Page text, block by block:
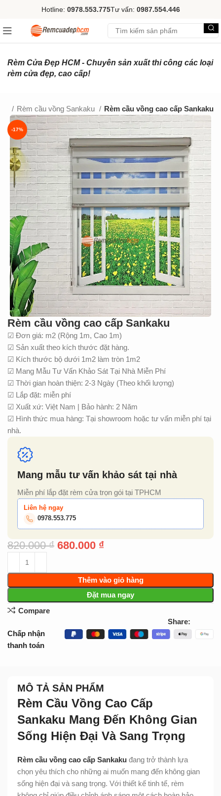
Hotline: 0978.553.775Tư vấn: 0987.554.446
Rèm Cửa Đẹp HCM - Chuyên sản xuất thi công các loại
rèm cửa đẹp, cao cấp!
Rèm cầu vồng Sankaku Rèm cầu vồng cao cấp Sankaku
-17%
Rèm cầu vồng cao cấp Sankaku
☑ Đơn giá: m2 (Rộng 1m, Cao 1m)
☑ Sản xuất theo kích thước đặt hàng.
☑ Kích thước bộ dưới 1m2 làm tròn 1m2
☑ Mang Mẫu Tư Vấn Khảo Sát Tại Nhà Miễn Phí
☑ Thời gian hoàn thiện: 2-3 Ngày (Theo khối lượng)
☑ Lắp đặt: miễn phí
☑ Xuất xứ: Việt Nam | Bảo hành: 2 Năm
☑ Hình thức mua hàng: Tại showroom hoặc tư vấn miễn phí tại
nhà.
Mang mẫu tư vấn khảo sát tại nhà
Miễn phí lắp đặt rèm cửa trọn gói tại TPHCM
Liên hệ ngay
0978.553.775
820.000₫ 680.000 ₫
Thêm vào giỏ hàng
Đặt mua ngay
Compare
Share:
Chấp nhận
thanh toán
MÔ TẢ SẢN PHẨM
Rèm Cầu Vồng Cao Cấp
Sankaku Mang Đến Không Gian
Sống Hiện Đại Và Sang Trọng
Rèm cầu vồng cao cấp Sankaku đang trở thành lựa
chọn yêu thích cho những ai muốn mang đến không gian
sống hiện đại và sang trọng. Với thiết kế tinh tế, rèm